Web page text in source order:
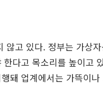
않고 있다. 정부는 가상
다고 목소리를 높이고
돼 업계에서는 가뜩이나